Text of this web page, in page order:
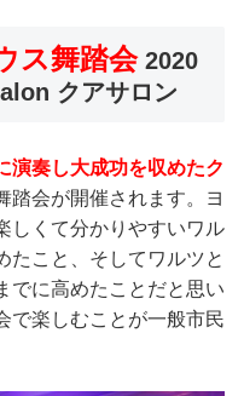
ス舞踏会2020
クアサロン
演奏し大成功を収めたク
踏会が開催されます。ヨ
しくて分かりやすいワル
たこと、そしてワルツと
でに高めたことだと思い
で楽しむことが一般市民